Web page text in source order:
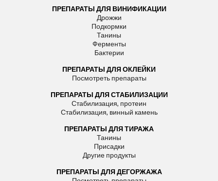
ПРЕПАРАТЫ ДЛЯ ВИНИФИКАЦИИ
Дрожжи
Подкормки
Танины
Ферменты
Бактерии
ПРЕПАРАТЫ ДЛЯ ОКЛЕЙКИ
Посмотреть препараты
ПРЕПАРАТЫ ДЛЯ СТАБИЛИЗАЦИИ
Стабилизация, протеин
Стабилизация, винный камень
ПРЕПАРАТЫ ДЛЯ ТИРАЖА
Танины
Присадки
Другие продукты
ПРЕПАРАТЫ ДЛЯ ДЕГОРЖАЖА